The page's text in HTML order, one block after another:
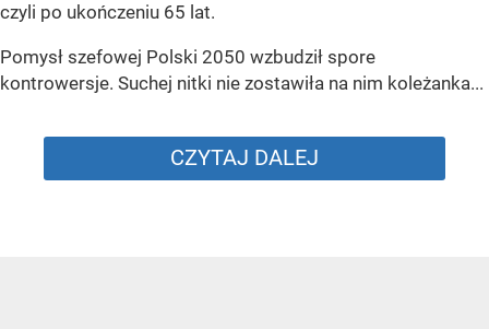
czyli po ukończeniu 65 lat.
Pomysł szefowej Polski 2050 wzbudził spore
kontrowersje. Suchej nitki nie zostawiła na nim koleżanka...
CZYTAJ DALEJ